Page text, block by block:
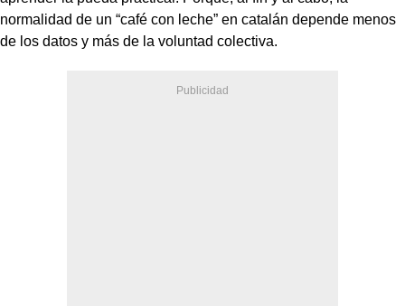
normalidad de un “café con leche” en catalán depende menos
de los datos y más de la voluntad colectiva.